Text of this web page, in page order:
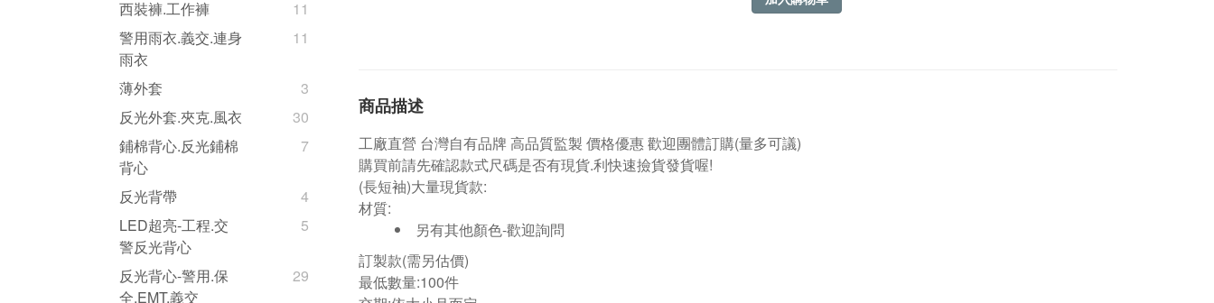
西裝褲.工作褲
11
警用雨衣.義交.連身
雨衣
11
薄外套
3
反光外套.夾克.風衣
30
鋪棉背心.反光鋪棉
背心
7
反光背帶
4
LED超亮-工程.交
警反光背心
5
反光背心-警用.保
全.EMT.義交
29
商品描述
工廠直營 台灣自有品牌 高品質監製 價格優惠 歡迎團體訂購(量多可議)
購買前請先確認款式尺碼是否有現貨.利快速撿貨發貨喔!
(長短袖)大量現貨款:
材質:
另有其他顏色-歡迎詢問
訂製款(需另估價)
最低數量:100件